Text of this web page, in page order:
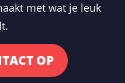
met wat je leuk
OP